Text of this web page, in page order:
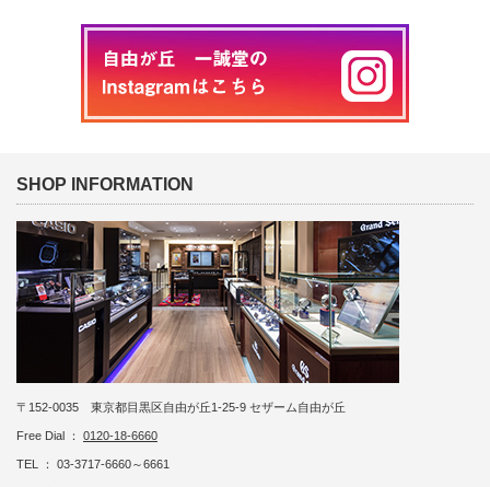
SHOP INFORMATION
〒152-0035 東京都目黒区自由が丘1-25-9 セザーム自由が丘
Free Dial ： 0120-18-6660
TEL ： 03-3717-6660～6661